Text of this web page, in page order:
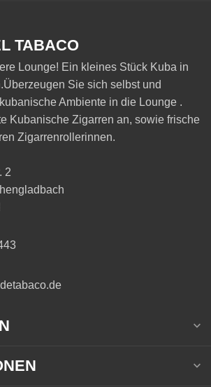
TABACO
Lounge! Ein kleines Stück Kuba in
Sie sich selbst und
Ambiente in die Lounge .
Kubanische Zigarren an, sowie frische
Zigarrenrollerinnen.
2